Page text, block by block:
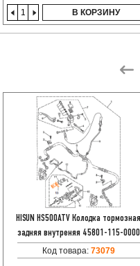
В КОРЗИНУ
HISUN HS500ATV Колодка
задняя внутреняя 45801-115-0000
Код товара: 73079